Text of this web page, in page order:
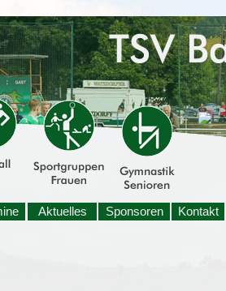
Aktuelles Sponsoren Kontakt